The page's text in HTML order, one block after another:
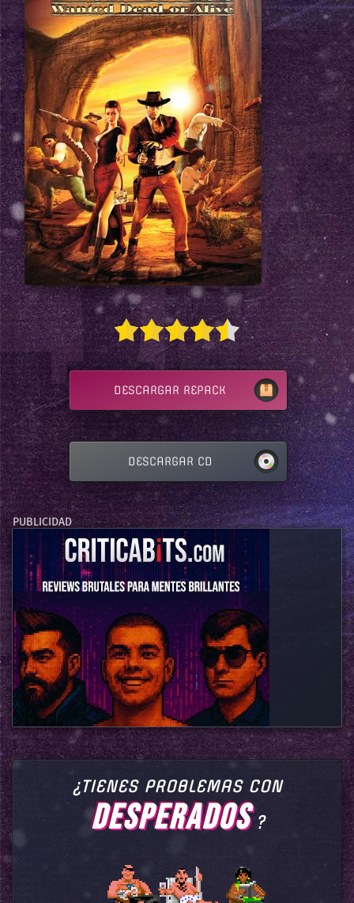
DESCARGAR REPACK
DESCARGAR CD
¿TIENES PROBLEMAS CON
DESPERADOS?